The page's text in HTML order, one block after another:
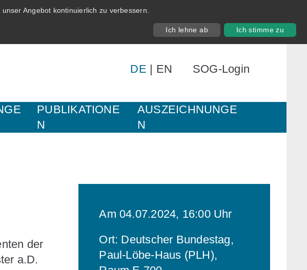
Angebot kontinuierlich zu verbessern.
Ich lehne ab Ich stimme zu
DE | EN SOG-Login
PUBLIKATIONE
N
AUSZEICHNUNGE
N
der
a.D.
Am 04.07.2024, 16:00 Uhr
Ort: Deutscher Bundestag,
Paul-Löbe-Haus (PLH),